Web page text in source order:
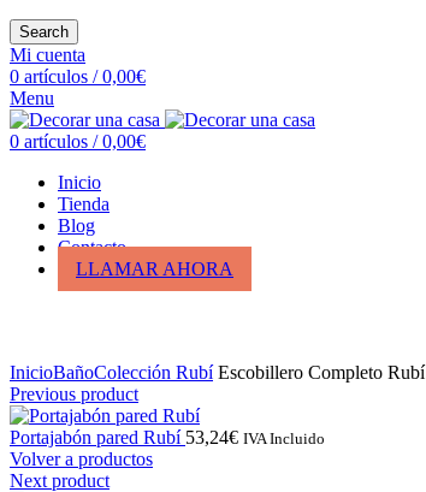
Search
Mi cuenta
0 artículos / 0,00€
Menu
0 artículos / 0,00€
Inicio
Tienda
Blog
Contacto
LLAMAR AHORA
InicioBañoColección RubíEscobillero Completo Rubí
Previous product
Portajabón pared Rubí 53,24€ IVA Incluido
Volver a productos
Next product